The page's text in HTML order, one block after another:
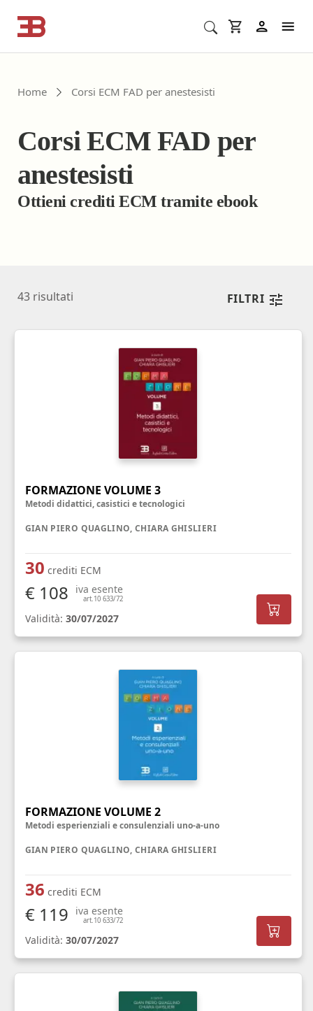
Cerca corsi ECM o altro
Home Corsi ECM FAD per anestesisti
Corsi ECM FAD per
anestesisti
Ottieni crediti ECM tramite ebook
43 risultati FILTRI
FORMAZIONE VOLUME 3
Metodi didattici, casistici e tecnologici
GIAN PIERO QUAGLINO, CHIARA GHISLIERI
30 crediti ECM
€ 108 iva esente
art.10 633/72
Validità: 30/07/2027
FORMAZIONE VOLUME 2
Metodi esperienziali e consulenziali uno-a-uno
GIAN PIERO QUAGLINO, CHIARA GHISLIERI
36 crediti ECM
€ 119 iva esente
art.10 633/72
Validità: 30/07/2027